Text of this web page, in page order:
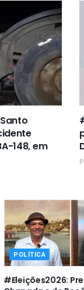
148, em
POLÍTICA
#Eleições2026: